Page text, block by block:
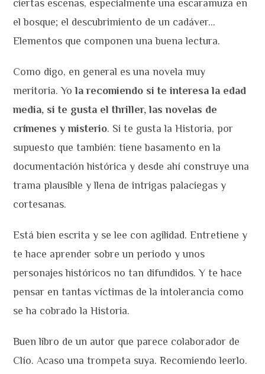
ciertas escenas, especialmente una escaramuza en
el bosque; el descubrimiento de un cadáver…
Elementos que componen una buena lectura.
Como digo, en general es una novela muy
meritoria. Yola recomiendo si te interesa la edad
media, si te gusta el thriller, las novelas de
crímenes y misterio. Si te gusta la Historia, por
supuesto que también: tiene basamento en la
documentación histórica y desde ahí construye una
trama plausible y llena de intrigas palaciegas y
cortesanas.
Está bien escrita y se lee con agilidad. Entretiene y
te hace aprender sobre un periodo y unos
personajes históricos no tan difundidos. Y te hace
pensar en tantas víctimas de la intolerancia como
se ha cobrado la Historia.
Buen libro de un autor que parece colaborador de
Clío. Acaso una trompeta suya. Recomiendo leerlo.